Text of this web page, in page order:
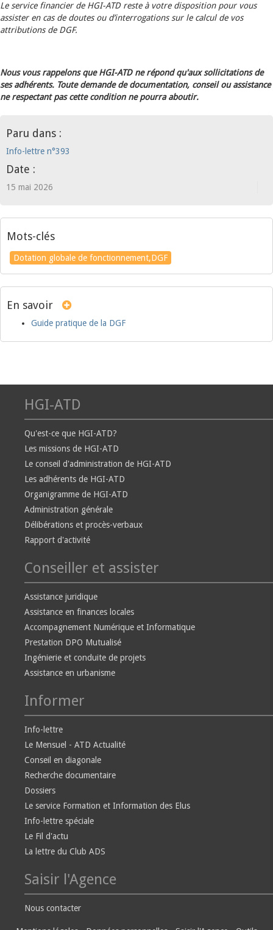
Le service financier de HGI-ATD reste à votre disposition pour vous
assister en cas de doutes ou d’interrogations sur le calcul de vos
attributions de DGF.
Nous vous rappelons que HGI-ATD ne répond qu'aux sollicitations de
ses adhérents. Toute demande de documentation, conseil ou assistance
ne respectant pas cette condition ne pourra aboutir.
Paru dans :
Info-lettre n°393
Date :
15 mai 2026
Mots-clés
Dotation globale de fonctionnement,DGF
En savoir
Guide pratique de la DGF
HGI-ATD
Qu'est-ce que HGI-ATD?
Les missions de HGI-ATD
Le conseil d'administration de HGI-ATD
Les adhérents de HGI-ATD
Organigramme de HGI-ATD
Administration générale
Délibérations et procès-verbaux
Rapport d'activité
Conseiller et assister
Assistance juridique
Assistance en finances locales
Accompagnement Numérique et Informatique
Prestation DPO Mutualisé
Ingénierie et conduite de projets
Assistance en urbanisme
Informer
Info-lettre
Le Mensuel - ATD Actualité
Conseil en diagonale
Recherche documentaire
Dossiers
Le service Formation et Information des Elus
Info-lettre spéciale
Le Fil d'actu
La lettre du Club ADS
Saisir l'Agence
Nous contacter